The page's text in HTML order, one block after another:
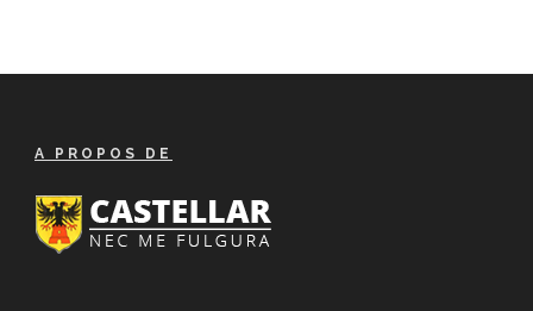
A PROPOS DE